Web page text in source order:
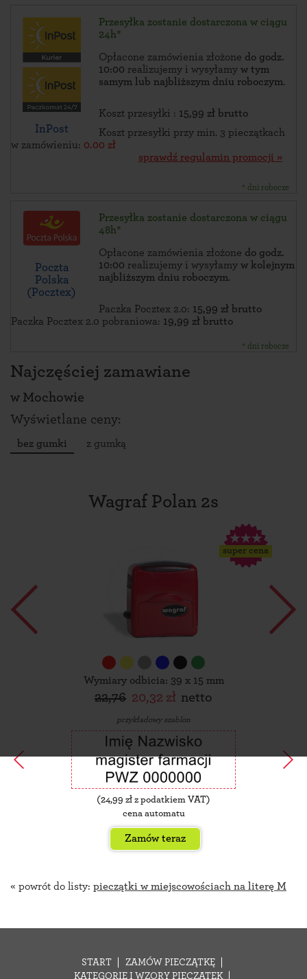
InPost
Przesyłka zostanie dostarczona w ciągu
24h*
Opłacone zamówienia złożone do godz.
10:00 realizujemy i wysyłamy w tym
samym lub najbliższym dniu roboczym.
Koszt przesyłki : 15,99 zł brutto
Koszt przesyłki przy min. 3 pieczątkach
w zamówieniu: 0.00 zł
sprawdź regulamin promocji »
* dni robocze
Poczta
Polska
(Pocztex)
Przesyłka zostanie dostarczona w ciągu
48h*
Opłacone zamówienia złożone do godz.
10:00 realizujemy i wysyłamy w kolejnym
najbliższym dniu roboczym.
Paczka Pocztex 2.0: 15,99 zł brutto
Paczka Pocztex 2.0 pobraniowa: 19,99 zł brutto
* dni robocze
Najczęściej zamawiane
w Mochowie
Wyświetlane ceny:
bez gumki z gumką
Wagraf Polan 2s
super cena
Wymiary odbicia: 39 x 15 mm
22,76 20,32 zł netto
przykładowy szablon
(24,99 zł z podatkiem VAT)
cena automatu
Zamów teraz
« powrót do listy: pieczątki w miejscowościach na literę M
START
ZAMÓW PIECZĄTKĘ
KATEGORIE I WZORY PIECZĄTEK